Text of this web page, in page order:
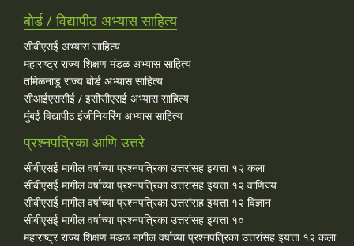
बोर्ड / विद्यापीठ अभ्यास साहित्य
सीबीएसई अभ्यास साहित्य
महाराष्ट्र राज्य शिक्षण मंडळ अभ्यास साहित्य
तमिळनाडू राज्य बोर्ड अभ्यास साहित्य
सीआईएससीई / इसीसीएसई अभ्यास साहित्य
मुंबई विद्यापीठ इंजीनियरिंग अभ्यास साहित्य
प्रश्नपत्रिका आणि उत्तरे
सीबीएसई मागील वर्षाच्या प्रश्‍नपत्रिका उत्तरांसह इयत्ता १२ कला
सीबीएसई मागील वर्षाच्या प्रश्‍नपत्रिका उत्तरांसह इयत्ता १२ वाणिज्य
सीबीएसई मागील वर्षाच्या प्रश्‍नपत्रिका उत्तरांसह इयत्ता १२ विज्ञान
सीबीएसई मागील वर्षाच्या प्रश्‍नपत्रिका उत्तरांसह इयत्ता १०
महाराष्ट्र राज्य शिक्षण मंडळ मागील वर्षाच्या प्रश्‍नपत्रिका उत्तरांसह इयत्ता १२ कला